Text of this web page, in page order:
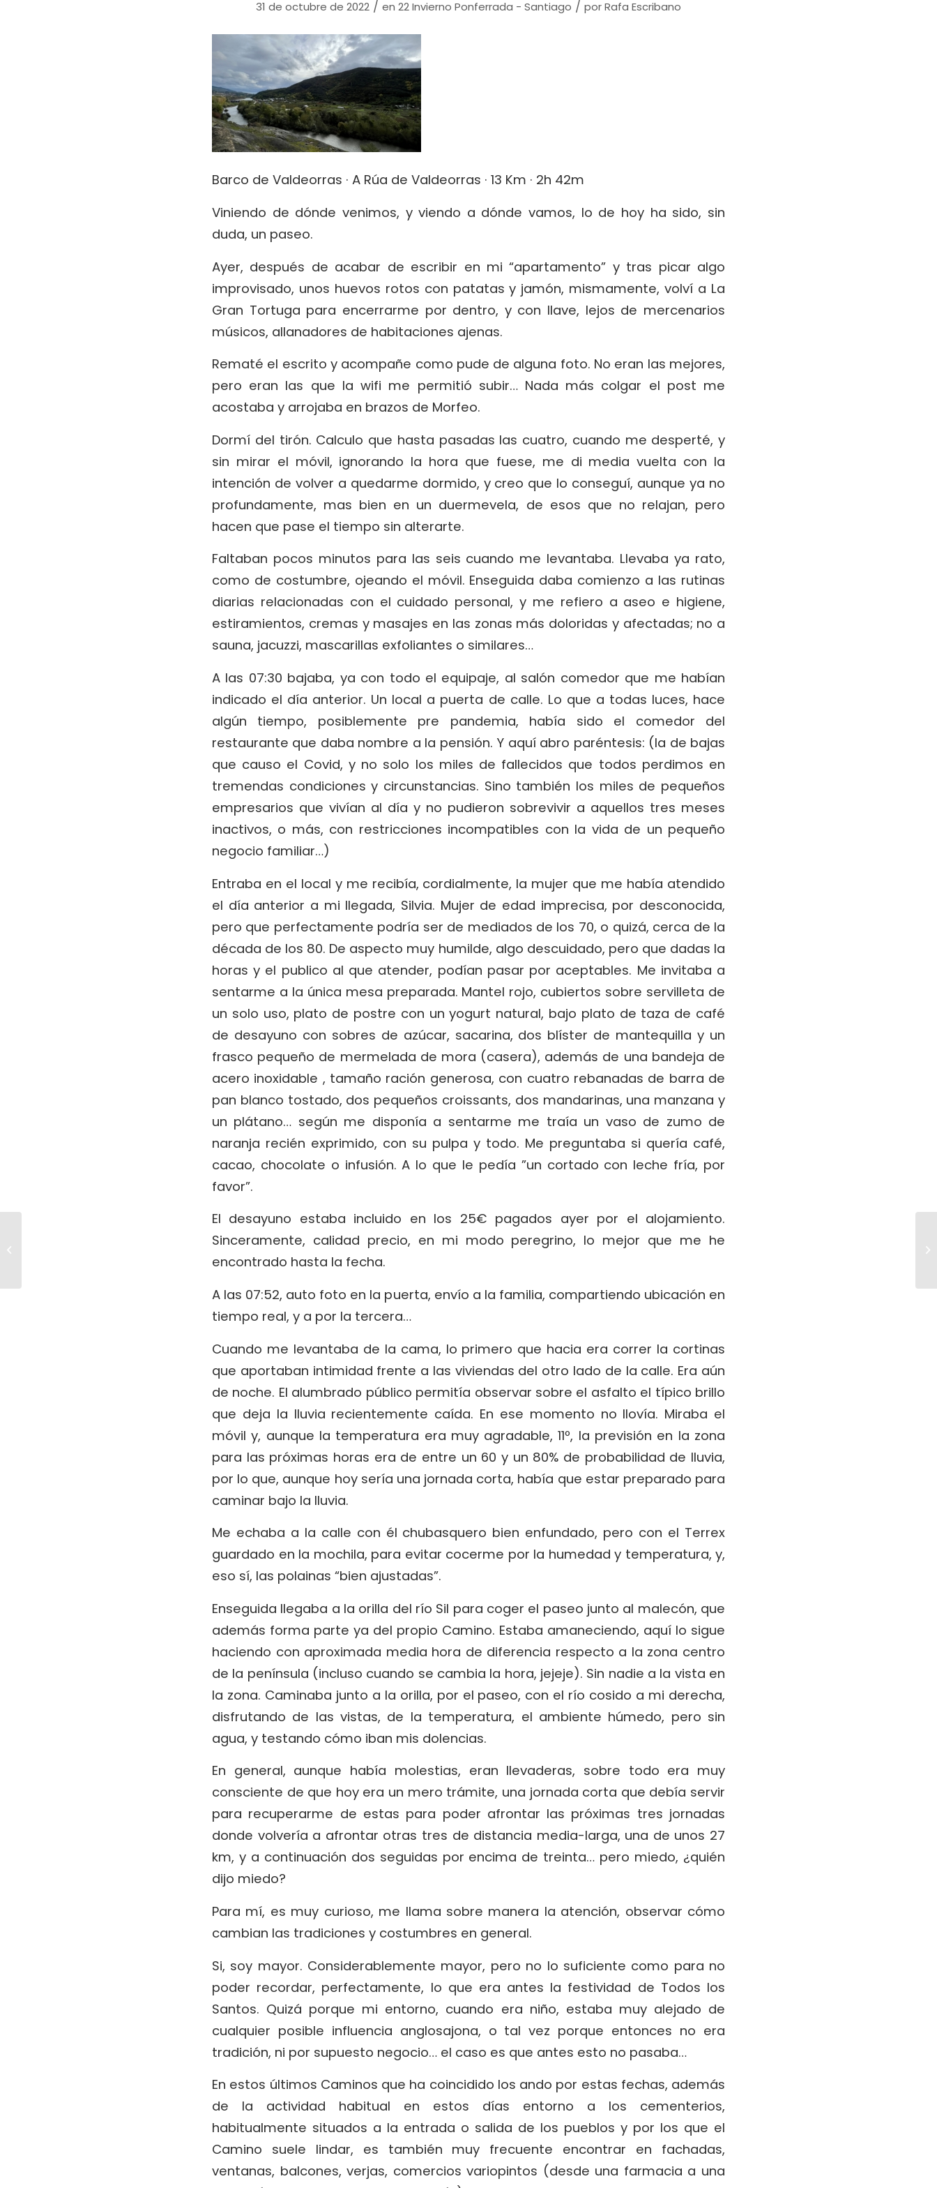
31 de octubre de 2022 / en 22 Invierno Ponferrada - Santiago / porRafa Escribano
Barco de Valdeorras · A Rúa de Valdeorras · 13 Km · 2h 42m
Viniendo de dónde venimos, y viendo a dónde vamos, lo de hoy ha sido, sin
duda, un paseo.
Ayer, después de acabar de escribir en mi “apartamento” y tras picar algo
improvisado, unos huevos rotos con patatas y jamón, mismamente, volví a La
Gran Tortuga para encerrarme por dentro, y con llave, lejos de mercenarios
músicos, allanadores de habitaciones ajenas.
Rematé el escrito y acompañe como pude de alguna foto. No eran las mejores,
pero eran las que la wifi me permitió subir… Nada más colgar el post me
acostaba y arrojaba en brazos de Morfeo.
Dormí del tirón. Calculo que hasta pasadas las cuatro, cuando me desperté, y
sin mirar el móvil, ignorando la hora que fuese, me di media vuelta con la
intención de volver a quedarme dormido, y creo que lo conseguí, aunque ya no
profundamente, mas bien en un duermevela, de esos que no relajan, pero
hacen que pase el tiempo sin alterarte.
Faltaban pocos minutos para las seis cuando me levantaba. Llevaba ya rato,
como de costumbre, ojeando el móvil. Enseguida daba comienzo a las rutinas
diarias relacionadas con el cuidado personal, y me refiero a aseo e higiene,
estiramientos, cremas y masajes en las zonas más doloridas y afectadas; no a
sauna, jacuzzi, mascarillas exfoliantes o similares…
A las 07:30 bajaba, ya con todo el equipaje, al salón comedor que me habían
indicado el día anterior. Un local a puerta de calle. Lo que a todas luces, hace
algún tiempo, posiblemente pre pandemia, había sido el comedor del
restaurante que daba nombre a la pensión. Y aquí abro paréntesis: (la de bajas
que causo el Covid, y no solo los miles de fallecidos que todos perdimos en
tremendas condiciones y circunstancias. Sino también los miles de pequeños
empresarios que vivían al día y no pudieron sobrevivir a aquellos tres meses
inactivos, o más, con restricciones incompatibles con la vida de un pequeño
negocio familiar…)
Entraba en el local y me recibía, cordialmente, la mujer que me había atendido
el día anterior a mi llegada, Silvia. Mujer de edad imprecisa, por desconocida,
pero que perfectamente podría ser de mediados de los 70, o quizá, cerca de la
década de los 80. De aspecto muy humilde, algo descuidado, pero que dadas la
horas y el publico al que atender, podían pasar por aceptables. Me invitaba a
sentarme a la única mesa preparada. Mantel rojo, cubiertos sobre servilleta de
un solo uso, plato de postre con un yogurt natural, bajo plato de taza de café
de desayuno con sobres de azúcar, sacarina, dos blíster de mantequilla y un
frasco pequeño de mermelada de mora (casera), además de una bandeja de
acero inoxidable , tamaño ración generosa, con cuatro rebanadas de barra de
pan blanco tostado, dos pequeños croissants, dos mandarinas, una manzana y
un plátano… según me disponía a sentarme me traía un vaso de zumo de
naranja recién exprimido, con su pulpa y todo. Me preguntaba si quería café,
cacao, chocolate o infusión. A lo que le pedía ”un cortado con leche fría, por
favor”.
El desayuno estaba incluido en los 25€ pagados ayer por el alojamiento.
Sinceramente, calidad precio, en mi modo peregrino, lo mejor que me he
encontrado hasta la fecha.
A las 07:52, auto foto en la puerta, envío a la familia, compartiendo ubicación en
tiempo real, y a por la tercera…
Cuando me levantaba de la cama, lo primero que hacia era correr la cortinas
que aportaban intimidad frente a las viviendas del otro lado de la calle. Era aún
de noche. El alumbrado público permitía observar sobre el asfalto el típico brillo
que deja la lluvia recientemente caída. En ese momento no llovía. Miraba el
móvil y, aunque la temperatura era muy agradable, 11º, la previsión en la zona
para las próximas horas era de entre un 60 y un 80% de probabilidad de lluvia,
por lo que, aunque hoy sería una jornada corta, había que estar preparado para
caminar bajo la lluvia.
Me echaba a la calle con él chubasquero bien enfundado, pero con el Terrex
guardado en la mochila, para evitar cocerme por la humedad y temperatura, y,
eso sí, las polainas “bien ajustadas”.
Enseguida llegaba a la orilla del río Sil para coger el paseo junto al malecón, que
además forma parte ya del propio Camino. Estaba amaneciendo, aquí lo sigue
haciendo con aproximada media hora de diferencia respecto a la zona centro
de la península (incluso cuando se cambia la hora, jejeje). Sin nadie a la vista en
la zona. Caminaba junto a la orilla, por el paseo, con el río cosido a mi derecha,
disfrutando de las vistas, de la temperatura, el ambiente húmedo, pero sin
agua, y testando cómo iban mis dolencias.
En general, aunque había molestias, eran llevaderas, sobre todo era muy
consciente de que hoy era un mero trámite, una jornada corta que debía servir
para recuperarme de estas para poder afrontar las próximas tres jornadas
donde volvería a afrontar otras tres de distancia media-larga, una de unos 27
km, y a continuación dos seguidas por encima de treinta… pero miedo, ¿quién
dijo miedo?
Para mí, es muy curioso, me llama sobre manera la atención, observar cómo
cambian las tradiciones y costumbres en general.
Si, soy mayor. Considerablemente mayor, pero no lo suficiente como para no
poder recordar, perfectamente, lo que era antes la festividad de Todos los
Santos. Quizá porque mi entorno, cuando era niño, estaba muy alejado de
cualquier posible influencia anglosajona, o tal vez porque entonces no era
tradición, ni por supuesto negocio… el caso es que antes esto no pasaba…
En estos últimos Caminos que ha coincidido los ando por estas fechas, además
de la actividad habitual en estos días entorno a los cementerios,
habitualmente situados a la entrada o salida de los pueblos y por los que el
Camino suele lindar, es también muy frecuente encontrar en fachadas,
ventanas, balcones, verjas, comercios variopintos (desde una farmacia a una